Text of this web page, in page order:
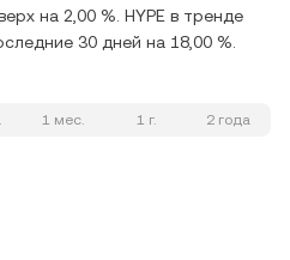
на 2,00 %. HYPE в тренде
30 дней на 18,00 %.
1 мес. 1 г. 2 года